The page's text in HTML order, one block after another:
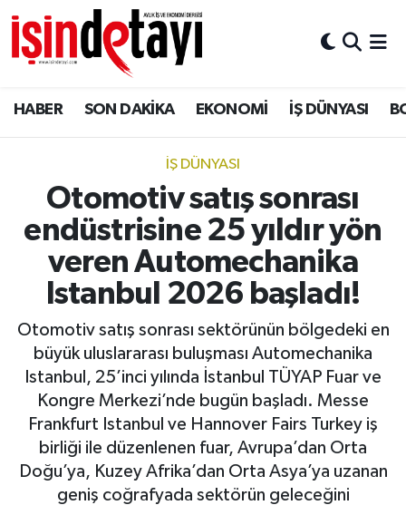
HABER SON DAKİKA EKONOMİ İŞ DÜNYASI
İŞ DÜNYASI
Otomotiv satış sonrası
endüstrisine 25 yıldır yön
veren Automechanika
Istanbul 2026 başladı!
Otomotiv satış sonrası sektörünün bölgedeki en
büyük uluslararası buluşması Automechanika
Istanbul, 25’inci yılında İstanbul TÜYAP Fuar ve
Kongre Merkezi’nde bugün başladı. Messe
Frankfurt Istanbul ve Hannover Fairs Turkey iş
birliği ile düzenlenen fuar, Avrupa’dan Orta
Doğu’ya, Kuzey Afrika’dan Orta Asya’ya uzanan
geniş coğrafyada sektörün geleceğini
DÜNYA
Eğitim
ENERJİ HABERİ
GAYRİMENKUL
HABER
LOJİSTİK
MAGAZİN
OTO DETAY
SAĞLIK
Nöbetçi Eczaneler
Hava Durumu
İstanbul Namaz Vakitleri
Trafik Durumu
Süper Lig Puan Durumu ve Fikstür
Tüm Manşetler
Son Dakika Haberleri
Haber Arşivi